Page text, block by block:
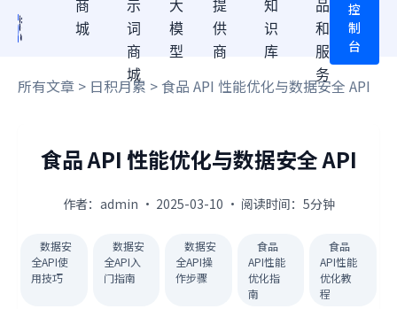
商
城
示
词
商
城
大
模
型
提
供
商
知
识
库
品
和
服
务
控
制
台
所有文章 > 日积月累 > 食品 API 性能优化与数据安全 API
食品 API 性能优化与数据安全 API
作者：admin · 2025-03-10 · 阅读时间：5分钟
数据安
全API使
用技巧
数据安
全API入
门指南
数据安
全API操
作步骤
食品
API性能
优化指
南
食品
API性能
优化教
程